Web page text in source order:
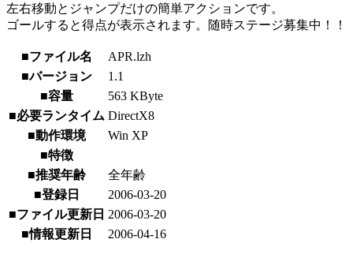
左右移動とジャンプだけの簡単アクションです。
ゴールすると得点が表示されます。随時ステージ募集中！！
■ファイル名
APR.lzh
■バージョン
1.1
■容量
563 KByte
■必要ランタイム DirectX8
■動作環境
Win XP
■特徴
■推奨年齢
全年齢
■登録日
2006-03-20
■ファイル更新日 2006-03-20
■情報更新日
2006-04-16